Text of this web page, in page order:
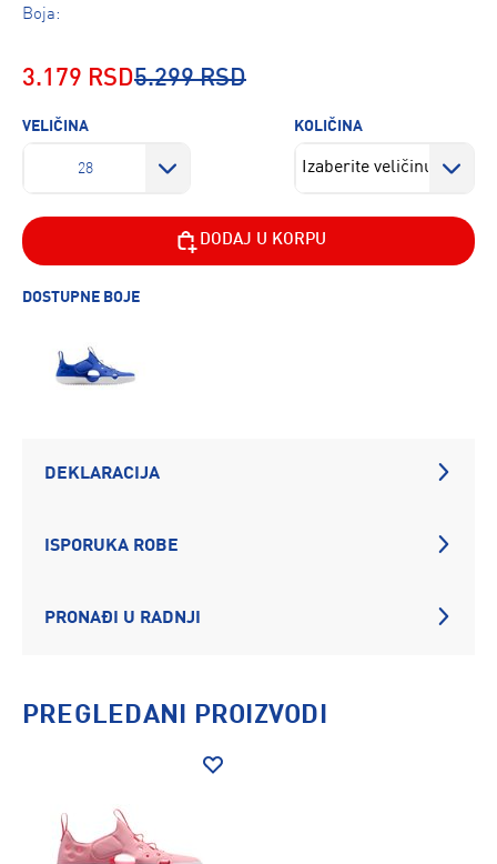
Boja:
3.179 RSD5.299 RSD
VELIČINA
28
KOLIČINA
DODAJ U KORPU
DOSTUPNE BOJE
DEKLARACIJA
ISPORUKA ROBE
PRONAĐI U RADNJI
PREGLEDANI PROIZVODI